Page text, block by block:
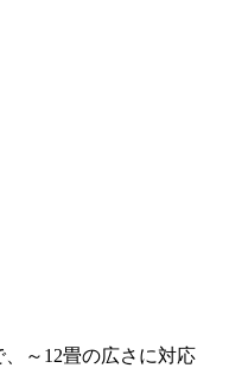
～12畳の広さに対応